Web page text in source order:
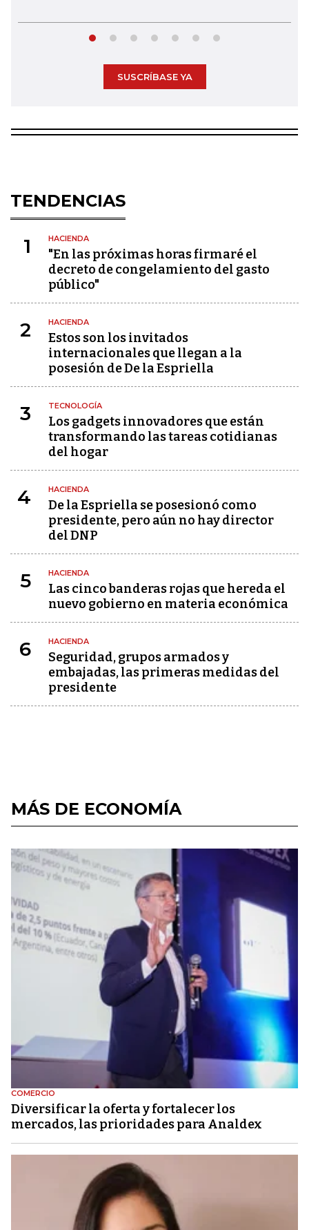
SUSCRÍBASE YA
TENDENCIAS
1 HACIENDA
"En las próximas horas firmaré el
decreto de congelamiento del gasto
público"
2 HACIENDA
Estos son los invitados
internacionales que llegan a la
posesión de De la Espriella
3 TECNOLOGÍA
Los gadgets innovadores que están
transformando las tareas cotidianas
del hogar
4 HACIENDA
De la Espriella se posesionó como
presidente, pero aún no hay director
del DNP
5 HACIENDA
Las cinco banderas rojas que hereda el
nuevo gobierno en materia económica
6 HACIENDA
Seguridad, grupos armados y
embajadas, las primeras medidas del
presidente
MÁS DE ECONOMÍA
COMERCIO
Diversificar la oferta y fortalecer los
mercados, las prioridades para Analdex